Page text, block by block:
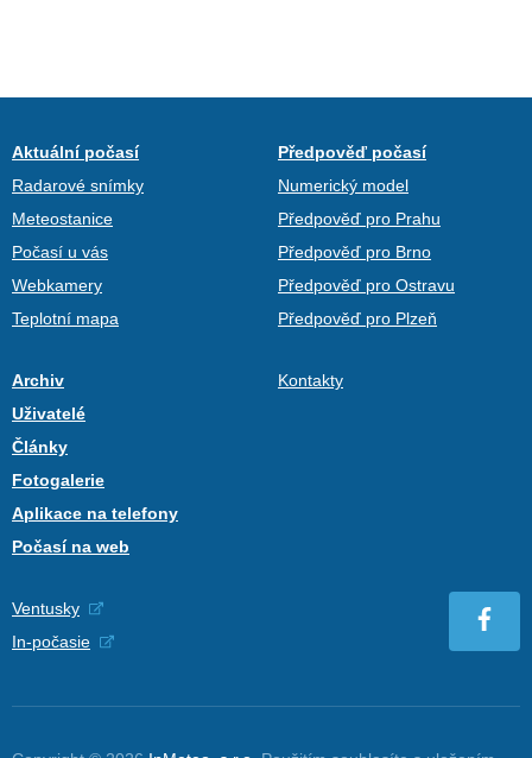
Aktuální počasí
Radarové snímky
Meteostanice
Počasí u vás
Webkamery
Teplotní mapa
Předpověď počasí
Numerický model
Předpověď pro Prahu
Předpověď pro Brno
Předpověď pro Ostravu
Předpověď pro Plzeň
Archiv
Uživatelé
Články
Fotogalerie
Aplikace na telefony
Počasí na web
Kontakty
Ventusky
In-počasie